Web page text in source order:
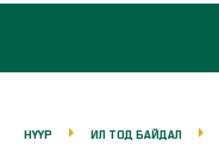
НҮҮР ИЛ ТОД БАЙДАЛ